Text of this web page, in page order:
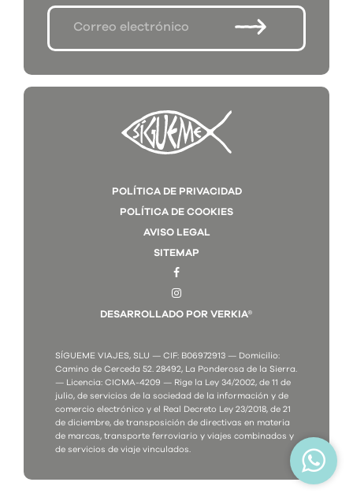
POLÍTICA DE PRIVACIDAD
POLÍTICA DE COOKIES
AVISO LEGAL
SITEMAP
DESARROLLADO POR VERKIA®
SÍGUEME VIAJES, SLU — CIF: B06972913 — Domicilio:
Camino de Cerceda 52. 28492, La Ponderosa de la Sierra.
— Licencia: CICMA-4209 — Rige la Ley 34/2002, de 11 de
julio, de servicios de la sociedad de la información y de
comercio electrónico y el Real Decreto Ley 23/2018, de 21
de diciembre, de transposición de directivas en materia
de marcas, transporte ferroviario y viajes combinados y
de servicios de viaje vinculados.